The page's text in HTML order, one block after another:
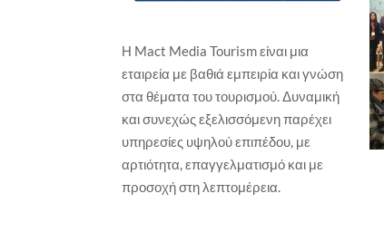
Η Mact Media Tourism είναι μια
εταιρεία με βαθιά εμπειρία και γνώση
στα θέματα του τουρισμού. Δυναμική
και συνεχώς εξελισσόμενη παρέχει
υπηρεσίες υψηλού επιπέδου, με
αρτιότητα, επαγγελματισμό και με
προσοχή στη λεπτομέρεια.
ΕΠΙΛΟΓΕΣ ΣΥΝΤΑΚΤΩΝ
Νέα εποχή στη διαχείριση των
προορισμών
6 Αυγούστου, 2026